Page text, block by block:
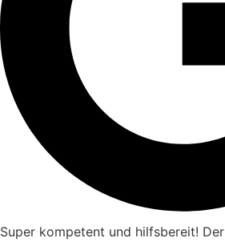
Super kompetent und hilfsbereit! Der